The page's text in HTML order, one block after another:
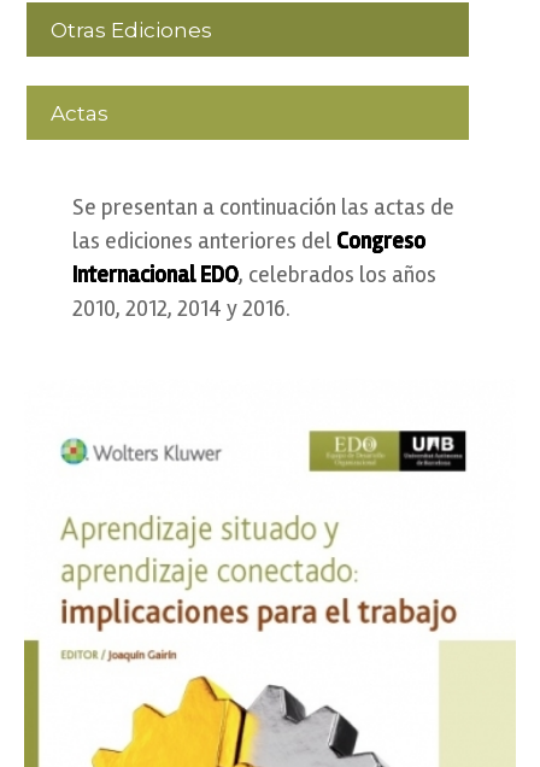
Otras Ediciones
Actas
Se presentan a continuación las actas de
las ediciones anteriores del Congreso
Internacional EDO, celebrados los años
2010, 2012, 2014 y 2016.